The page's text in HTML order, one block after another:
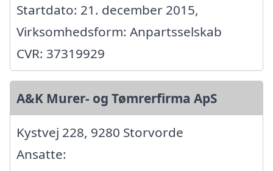
Startdato: 21. december 2015,
Virksomhedsform: Anpartsselskab
CVR: 37319929
A&K Murer- og Tømrerfirma ApS
Kystvej 228, 9280 Storvorde
Ansatte: